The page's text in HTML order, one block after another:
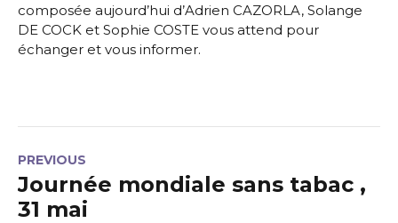
composée aujourd’hui d’Adrien CAZORLA, Solange
DE COCK et Sophie COSTE vous attend pour
échanger et vous informer.
PREVIOUS
Journée mondiale sans tabac ,
31 mai